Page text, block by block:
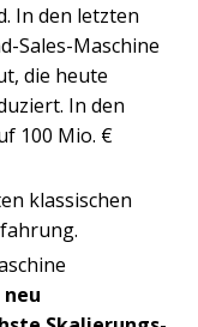
In den letzten
Sales-Maschine
die heute
In den
100 Mio. €
klassischen